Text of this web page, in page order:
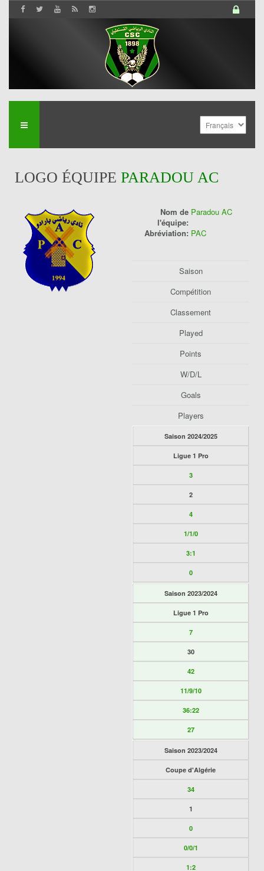
LOGO ÉQUIPE PARADOU AC
Nom de
l'équipe:
Paradou AC
Abréviation: PAC
History
Saison
Compétition
Classement
Played
Points
W/D/L
Goals
Players
Saison 2024/2025
Ligue 1 Pro
3
2
4
1/1/0
3:1
0
Saison 2023/2024
Ligue 1 Pro
7
30
42
11/9/10
36:22
27
Saison 2023/2024
Coupe d'Algérie
34
1
0
0/0/1
1:2